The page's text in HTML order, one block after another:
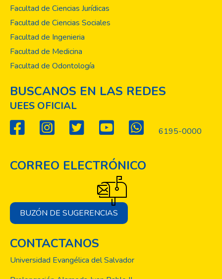
Facultad de Ciencias Jurídicas
Facultad de Ciencias Sociales
Facultad de Ingenieria
Facultad de Medicina
Facultad de Odontología
BUSCANOS EN LAS REDES
UEES OFICIAL
6195-0000
CORREO ELECTRÓNICO
BUZÓN DE SUGERENCIAS
CONTACTANOS
Universidad Evangélica del Salvador